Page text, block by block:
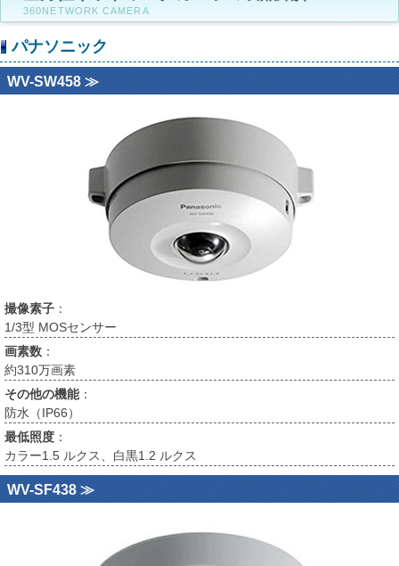
360NETWORK CAMERA
パナソニック
WV-SW458 ≫
撮像素子 ：
1/3型 MOSセンサー
画素数 ：
約310万画素
その他の機能：
防水（IP66）
最低照度 ：
カラー1.5 ルクス、白黒1.2 ルクス
WV-SF438 ≫